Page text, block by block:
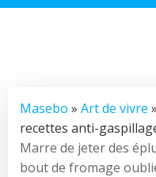
Masebo » Art de vivre
recettes anti-
Marre de jeter des
bout de fromage